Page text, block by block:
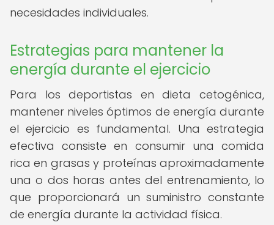
necesidades individuales.
Estrategias para mantener la
energía durante el ejercicio
Para los deportistas en dieta cetogénica,
mantener niveles óptimos de energía durante
el ejercicio es fundamental. Una estrategia
efectiva consiste en consumir una comida
rica en grasas y proteínas aproximadamente
una o dos horas antes del entrenamiento, lo
que proporcionará un suministro constante
de energía durante la actividad física.